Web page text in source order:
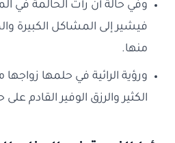
وفي حالة أن رأت الحالمة في
فيشير إلى المشاكل الكبيرة
منها.
ورؤية الرائية في حلمها
الكثير والرزق الوفير القادم على